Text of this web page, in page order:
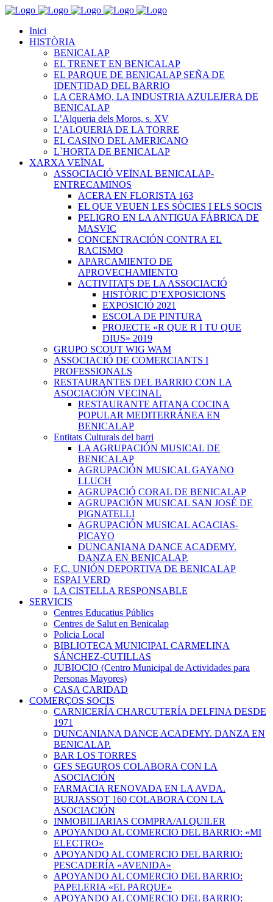
Inici
HISTÒRIA
BENICALAP
EL TRENET EN BENICALAP
EL PARQUE DE BENICALAP SEÑA DE
IDENTIDAD DEL BARRIO
LA CERAMO, LA INDUSTRIA AZULEJERA DE
BENICALAP
L’Alqueria dels Moros, s. XV
L’ALQUERIA DE LA TORRE
EL CASINO DEL AMERICANO
L`HORTA DE BENICALAP
XARXA VEÏNAL
ASSOCIACIÓ VEÏNAL BENICALAP-
ENTRECAMINOS
ACERA EN FLORISTA 163
EL QUE VEUEN LES SÒCIES I ELS SOCIS
PELIGRO EN LA ANTIGUA FÁBRICA DE
MASVIC
CONCENTRACIÓN CONTRA EL
RACISMO
APARCAMIENTO DE
APROVECHAMIENTO
ACTIVITATS DE LA ASSOCIACIÓ
HISTÒRIC D’EXPOSICIONS
EXPOSICIÓ 2021
ESCOLA DE PINTURA
PROJECTE «R QUE R I TU QUE
DIUS» 2019
GRUPO SCOUT WIG WAM
ASSOCIACIÓ DE COMERCIANTS I
PROFESSIONALS
RESTAURANTES DEL BARRIO CON LA
ASOCIACIÓN VECINAL
RESTAURANTE AITANA COCINA
POPULAR MEDITERRÁNEA EN
BENICALAP
Entitats Culturals del barri
LA AGRUPACIÓN MUSICAL DE
BENICALAP
AGRUPACIÓN MUSICAL GAYANO
LLUCH
AGRUPACIÓ CORAL DE BENICALAP
AGRUPACIÓN MUSICAL SAN JOSÉ DE
PIGNATELLI
AGRUPACIÓN MUSICAL ACACIAS-
PICAYO
DUNCANIANA DANCE ACADEMY.
DANZA EN BENICALAP.
F.C. UNIÓN DEPORTIVA DE BENICALAP
ESPAI VERD
LA CISTELLA RESPONSABLE
SERVICIS
Centres Educatius Públics
Centres de Salut en Benicalap
Policia Local
BIBLIOTECA MUNICIPAL CARMELINA
SÁNCHEZ-CUTILLAS
JUBIOCIO (Centro Municipal de Actividades para
Personas Mayores)
CASA CARIDAD
COMERÇOS SOCIS
CARNICERÍA CHARCUTERÍA DELFINA DESDE
1971
DUNCANIANA DANCE ACADEMY. DANZA EN
BENICALAP.
BAR LOS TORRES
GES SEGUROS COLABORA CON LA
ASOCIACIÓN
FARMACIA RENOVADA EN LA AVDA.
BURJASSOT 160 COLABORA CON LA
ASOCIACIÓN
INMOBILIARIAS COMPRA/ALQUILER
APOYANDO AL COMERCIO DEL BARRIO: «MI
ELECTRO»
APOYANDO AL COMERCIO DEL BARRIO:
PESCADERÍA «AVENIDA»
APOYANDO AL COMERCIO DEL BARRIO:
PAPELERIA «EL PARQUE»
APOYANDO AL COMERCIO DEL BARRIO: